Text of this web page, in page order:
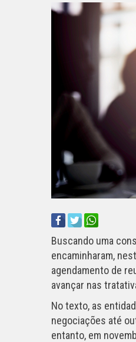
Buscando uma
encaminharam,
agendamento de
avançar nas
No texto, as
negociações até
entanto, em